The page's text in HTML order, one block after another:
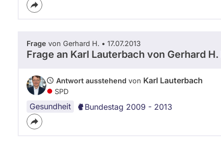
Frage von Gerhard H. • 17.07.2013
Frage an Karl Lauterbach von Gerhard H.
Antwort ausstehend von Karl Lauterbach
SPD
Gesundheit Bundestag 2009 - 2013